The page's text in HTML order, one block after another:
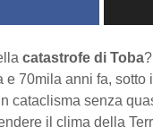
catastrofe di Toba
e 70mila anni fa,
cataclisma senza
il clima della